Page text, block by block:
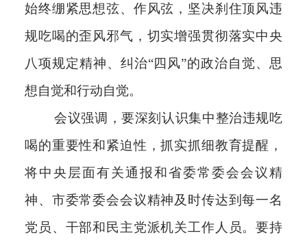
始终绷紧思想弦、作风弦，坚决刹住顶风违
规吃喝的歪风邪气，切实增强贯彻落实中央
八项规定精神、纠治“四风”的政治自觉、思
想自觉和行动自觉。
会议强调，要深刻认识集中整治违规吃
喝的重要性和紧迫性，抓实抓细教育提醒，
将中央层面有关通报和省委常委会会议精
神、市委常委会会议精神及时传达到每一名
党员、干部和民主党派机关工作人员。要持